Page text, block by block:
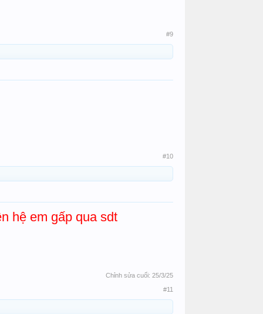
#9
#10
hệ em gấp qua sdt
Chỉnh sửa cuối: 25/3/25
#11